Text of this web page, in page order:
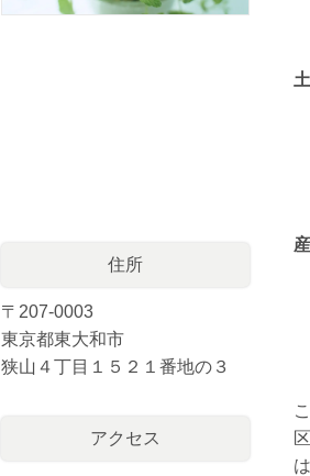
住所
〒207-0003
東京都東大和市
狭山４丁目１５２１番地の３
アクセス